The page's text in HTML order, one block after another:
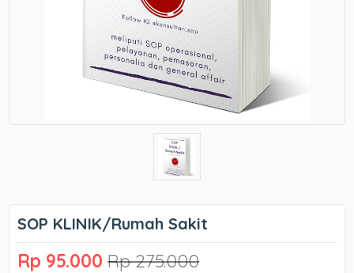
SOP KLINIK/Rumah Sakit
Rp 95.000 Rp 275.000